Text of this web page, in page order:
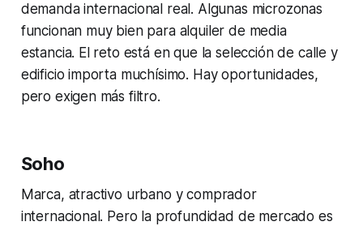
demanda internacional real. Algunas microzonas
funcionan muy bien para alquiler de media
estancia. El reto está en que la selección de calle y
edificio importa muchísimo. Hay oportunidades,
pero exigen más filtro.
Soho
Marca, atractivo urbano y comprador
internacional. Pero la profundidad de mercado es